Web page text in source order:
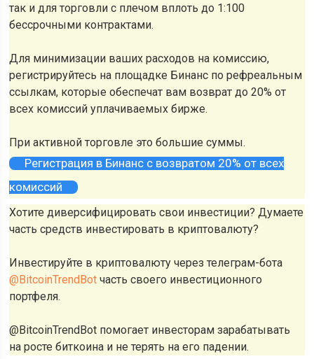
так и для торговли с плечом вплоть до 1:100
бессрочными контрактами.
Для минимизации ваших расходов на комиссию,
регистрируйтесь на площадке Бинанс по рефреальным
ссылкам, которые обеспечат вам возврат до 20% от
всех комиссий уплачиваемых бирже.
При активной торговле это большие суммы.
Регистрация в Бинанс с возвратом 20% от всех
комиссий
Хотите диверсифицировать свои инвестиции? Думаете
часть средств инвестировать в криптовалюту?
Инвестируйте в криптовалюту через телеграм-бота
@BitcoinTrendBot часть своего инвестиционного
портфеля.
@BitcoinTrendBot помогает инвесторам зарабатывать
на росте биткоина и не терять на его падении.